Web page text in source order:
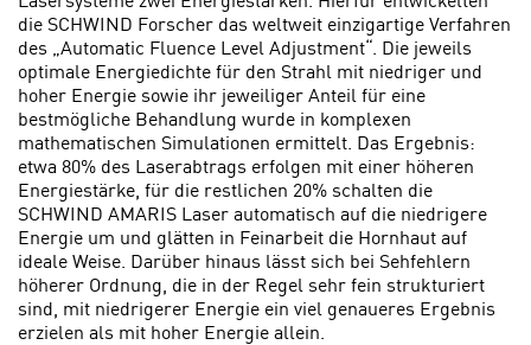
die SCHWIND Forscher das weltweit einzigartige Verfahren
des „Automatic Fluence Level Adjustment“. Die jeweils
optimale Energiedichte für den Strahl mit niedriger und
hoher Energie sowie ihr jeweiliger Anteil für eine
bestmögliche Behandlung wurde in komplexen
mathematischen Simulationen ermittelt. Das Ergebnis:
etwa 80% des Laserabtrags erfolgen mit einer höheren
Energiestärke, für die restlichen 20% schalten die
SCHWIND AMARIS Laser automatisch auf die niedrigere
Energie um und glätten in Feinarbeit die Hornhaut auf
ideale Weise. Darüber hinaus lässt sich bei Sehfehlern
höherer Ordnung, die in der Regel sehr fein strukturiert
sind, mit niedrigerer Energie ein viel genaueres Ergebnis
erzielen als mit hoher Energie allein.